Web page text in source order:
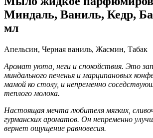
Миндаль, Ваниль, Кедр,
мл
Апельсин, Черная ваниль, Жасмин, Табак
Аромат уюта, неги и спокойствия. Это
миндального печенья и марципановых
мамой ко столу, и непременно
теплого молока.
Настоящая мечта любителя мягких,
гурманских ароматов. Он непременно
вернет ощущение равновесия.